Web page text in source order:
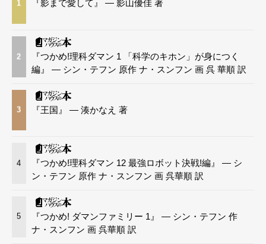
1 『影まで愛して』 — 影山優佳 著
2
『つかめ!理科ダマン 1 「科学のキホン」が身につく
編』 — シン・テフン 原作 ナ・スンフン 画 呉 華順 訳
3 『王国』 — 湊かなえ 著
4
『つかめ!理科ダマン 12 最強ロボット決戦!編』 — シ
ン・テフン 原作 ナ・スンフン 画 呉華順 訳
5
『つかめ! ダマンファミリー 1』 — シン・テフン 作
ナ・スンフン 画 呉華順 訳